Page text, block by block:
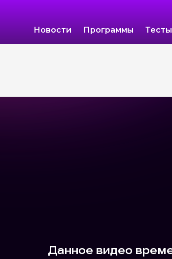
Новости Программы Тесты